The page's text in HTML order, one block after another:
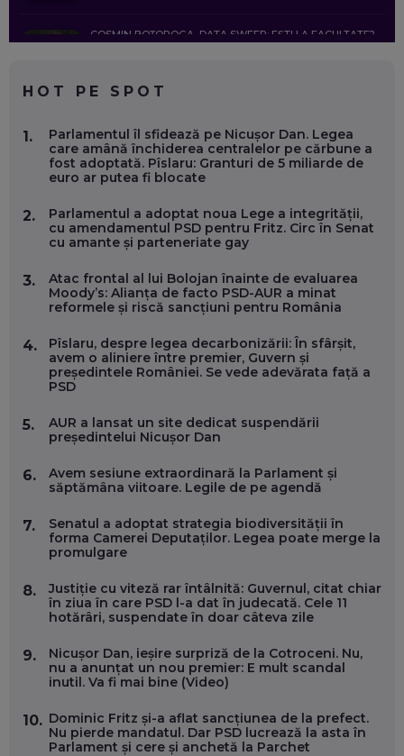
COSMIN BOȚOROGA, DATA SWEEP: EȘTI LA FACULTATE?
FOLOSEȘTI TEHNOLOGIA CA SĂ FII MAI BUN LA JOB. ȘI CUM
SE VA SCHIMBA MUNCA, ÎN URMĂTORII ANI
EP. 58
MARIUS PAȘCULEA, COFONDATOR AL KULTH: CUM
FOLOSEȘTI TEHNOLOGIA CA SĂ ÎȚI DESCHIZI DRUMUL
CĂTRE ARTĂ, LA NIVEL GLOBAL
ANDREI AVĂDANEI, BIT SENTINEL: CUM ÎȚI PROTEJEZI
CARIERĂ DE „HACKER CU PERMIS”
EP. 56
ÎNVAȚĂ AEO ȘI GEO!
EP. 55
OLIVIU MATEI, HOLISUN: SOFTWARE DE LA CLUJ PENTRU
VERTICALE FĂRĂ PĂMÂNT
EP. 54
VALENTIN VANCEA, CEO AL PATRIA BANK: AUTOMATIZĂM
PROCESE, DAR CE FACEM CÂND PICĂ BAZA DE DATE, LA
INSTITUȚIILE STATULUI?
EP. 53
VOICU OPREAN (AROBS): CUM CONSTRUIEȘTI O COMPANIE
GLOBALĂ, FĂRĂ SĂ PIERZI LEGĂTURA CU COMUNITATEA
EP. 52
HOT PE SPOT
1.
Parlamentul îl sfidează pe Nicușor Dan. Legea
care amână închiderea centralelor pe cărbune a
fost adoptată. Pîslaru: Granturi de 5 miliarde de
euro ar putea fi blocate
2.
Parlamentul a adoptat noua Lege a integrității,
cu amendamentul PSD pentru Fritz. Circ în Senat
cu amante și parteneriate gay
3.
Atac frontal al lui Bolojan înainte de evaluarea
Moody’s: Alianța de facto PSD-AUR a minat
reformele și riscă sancțiuni pentru România
4.
Pîslaru, despre legea decarbonizării: În sfârșit,
avem o aliniere între premier, Guvern și
președintele României. Se vede adevărata față a
PSD
5.
AUR a lansat un site dedicat suspendării
președintelui Nicușor Dan
6.
Avem sesiune extraordinară la Parlament și
săptămâna viitoare. Legile de pe agendă
7.
Senatul a adoptat strategia biodiversității în
forma Camerei Deputaților. Legea poate merge la
promulgare
8.
Justiție cu viteză rar întâlnită: Guvernul, citat chiar
în ziua în care PSD l-a dat în judecată. Cele 11
hotărâri, suspendate în doar câteva zile
9.
Nicușor Dan, ieșire surpriză de la Cotroceni. Nu,
nu a anunțat un nou premier: E mult scandal
inutil. Va fi mai bine (Video)
10. Dominic Fritz și-a aflat sancțiunea de la prefect.
Nu pierde mandatul. Dar PSD lucrează la asta în
Parlament și cere și anchetă la Parchet